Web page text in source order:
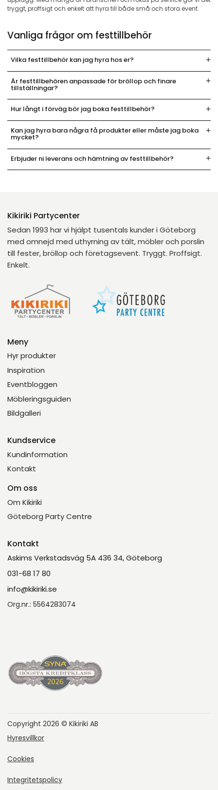
tryggt, proffsigt och enkelt att hyra till både små och stora event.
Vanliga frågor om festtillbehör
Vilka festtillbehör kan jag hyra hos er?
Är festtillbehören anpassade för bröllop och finare
tillställningar?
Hur långt i förväg bör jag boka festtillbehör?
Kan jag hyra bara några få produkter eller måste jag boka
mycket?
Erbjuder ni leverans och hämtning av festtillbehör?
Kikiriki Partycenter
Sedan 1993 har vi hjälpt tusentals kunder i Göteborg
med omnejd med uthyrning av tält, möbler och porslin
till fester, bröllop och företagsevent. Tryggt. Proffsigt.
Enkelt.
Meny
Hyr produkter
Inspiration
Eventbloggen
Möbleringsguiden
Bildgalleri
Kundservice
Kundinformation
Kontakt
Om oss
Om Kikiriki
Göteborg Party Centre
Kontakt
Askims Verkstadsväg 5A 436 34, Göteborg
031-68 17 80
info@kikiriki.se
Org.nr.: 5564283074
Copyright 2026 © Kikiriki AB
Hyresvillkor
Cookies
Integritetspolicy